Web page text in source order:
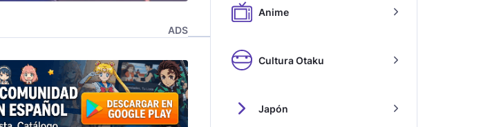
ADS
Anime
Cultura Otaku
Japón